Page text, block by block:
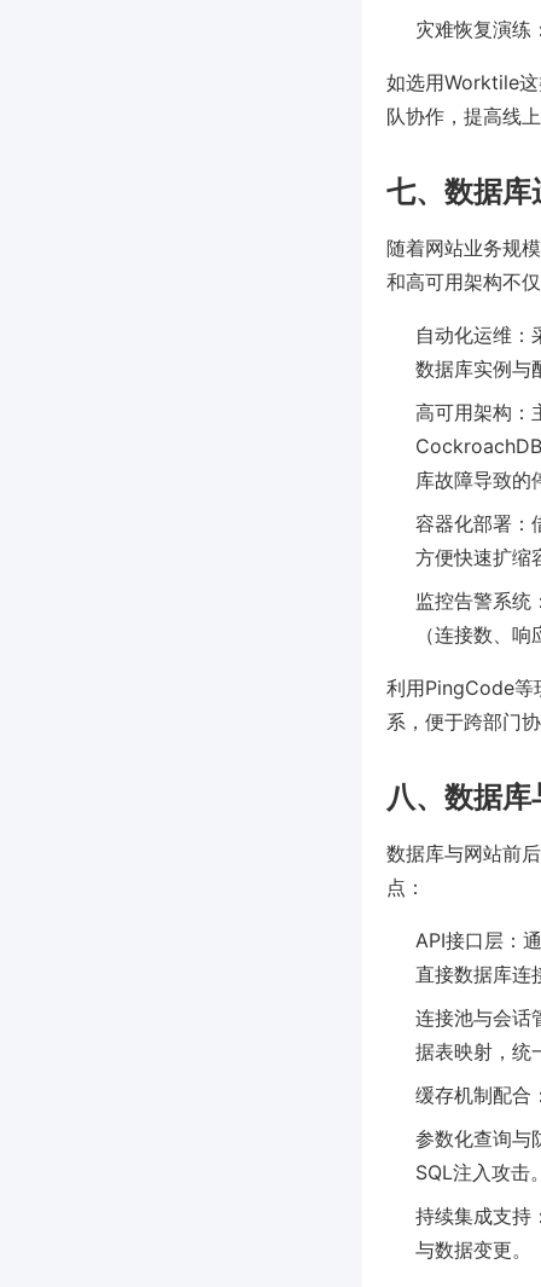
灾难恢复演练
如选用Worktile
队协作，提高线
七、数据库
随着网站业务规
和高可用架构不
自动化运维
数据库实例与
高可用架构：
库故障导致的
容器化部署：
方便快速扩缩
监控告警系统
（连接数、
利用PingCode等
系，便于跨部门
八、数据
数据库与网站前
点：
API接口层：
直接数据库连
连接池与会话
据表映射，统
缓存机制配合
参数化查询与
SQL注入攻击
持续集成支持
与数据变更。